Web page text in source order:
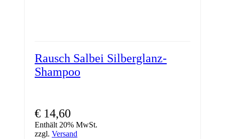
Rausch Salbei Silberglanz-
Shampoo
€ 14,60
Enthält 20% MwSt.
zzgl. Versand